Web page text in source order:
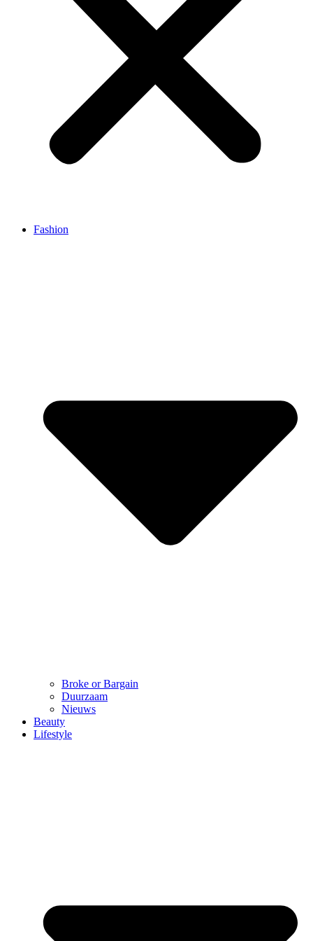
Fashion
Broke or Bargain
Duurzaam
Nieuws
Beauty
Lifestyle